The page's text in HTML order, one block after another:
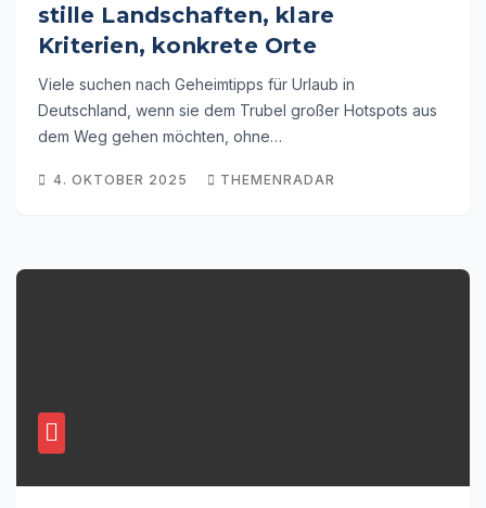
stille Landschaften, klare
Kriterien, konkrete Orte
Viele suchen nach Geheimtipps für Urlaub in
Deutschland, wenn sie dem Trubel großer Hotspots aus
dem Weg gehen möchten, ohne…
4. OKTOBER 2025 THEMENRADAR